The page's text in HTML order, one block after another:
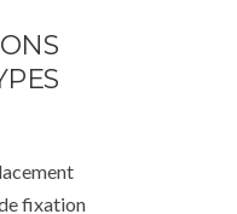
fixation